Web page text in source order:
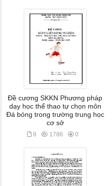
Đề cương SKKN Phương pháp
dạy học thể thao tự chọn môn
Đá bóng trong trường trung học
cơ sở
9 1786 0